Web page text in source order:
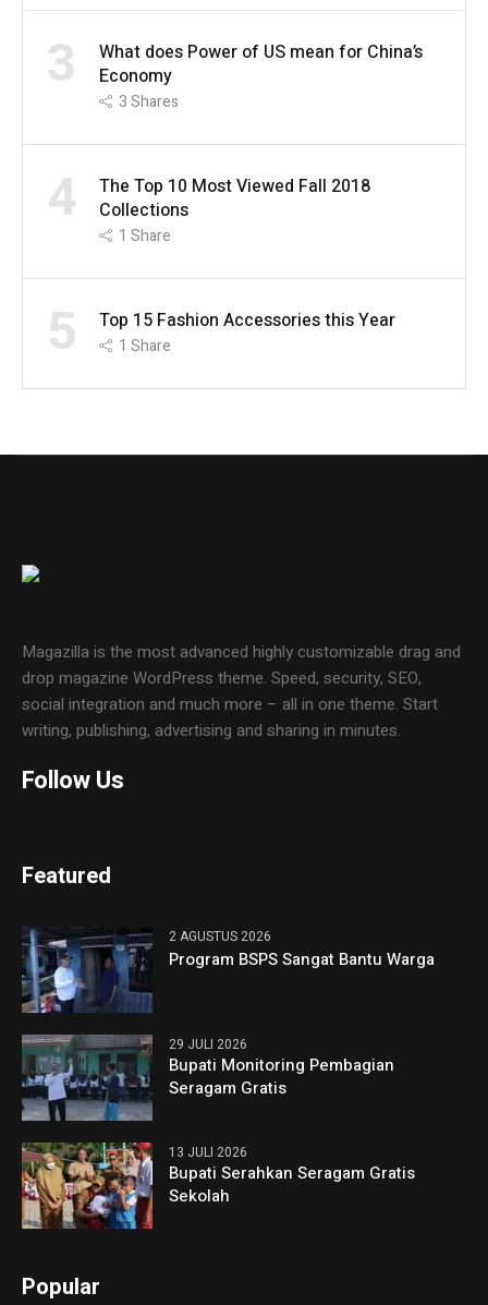
3
What does Power of US mean for China’s
Economy
3Shares
4
The Top 10 Most Viewed Fall 2018
Collections
1 Share
5 Top 15 Fashion Accessories this Year
1 Share
Magazilla is the most advanced highly customizable drag and
drop magazine WordPress theme. Speed, security, SEO,
social integration and much more – all in one theme. Start
writing, publishing, advertising and sharing in minutes.
Follow Us
Featured
2 AGUSTUS 2026
Program BSPS Sangat Bantu Warga
29 JULI 2026
Bupati Monitoring Pembagian
Seragam Gratis
13 JULI 2026
Bupati Serahkan Seragam Gratis
Sekolah
Popular